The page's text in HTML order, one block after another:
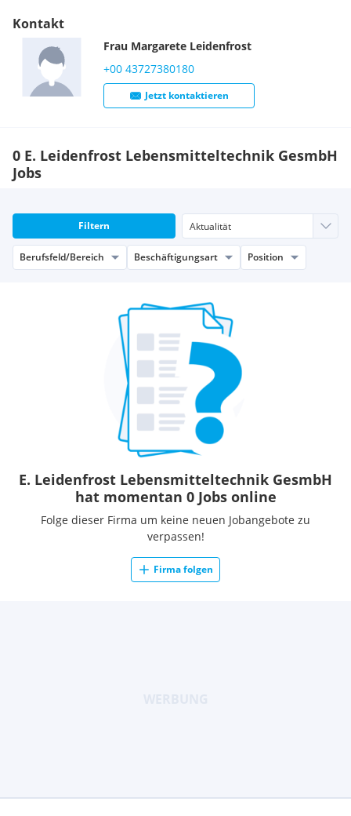
Kontakt
Frau Margarete Leidenfrost
+00 43727380180
Jetzt kontaktieren
0 E. Leidenfrost Lebensmitteltechnik GesmbH
Jobs
Filtern
Berufsfeld/Bereich Beschäftigungsart Position
E. Leidenfrost Lebensmitteltechnik GesmbH
hat momentan 0 Jobs online
Folge dieser Firma um keine neuen Jobangebote zu
verpassen!
Firma folgen